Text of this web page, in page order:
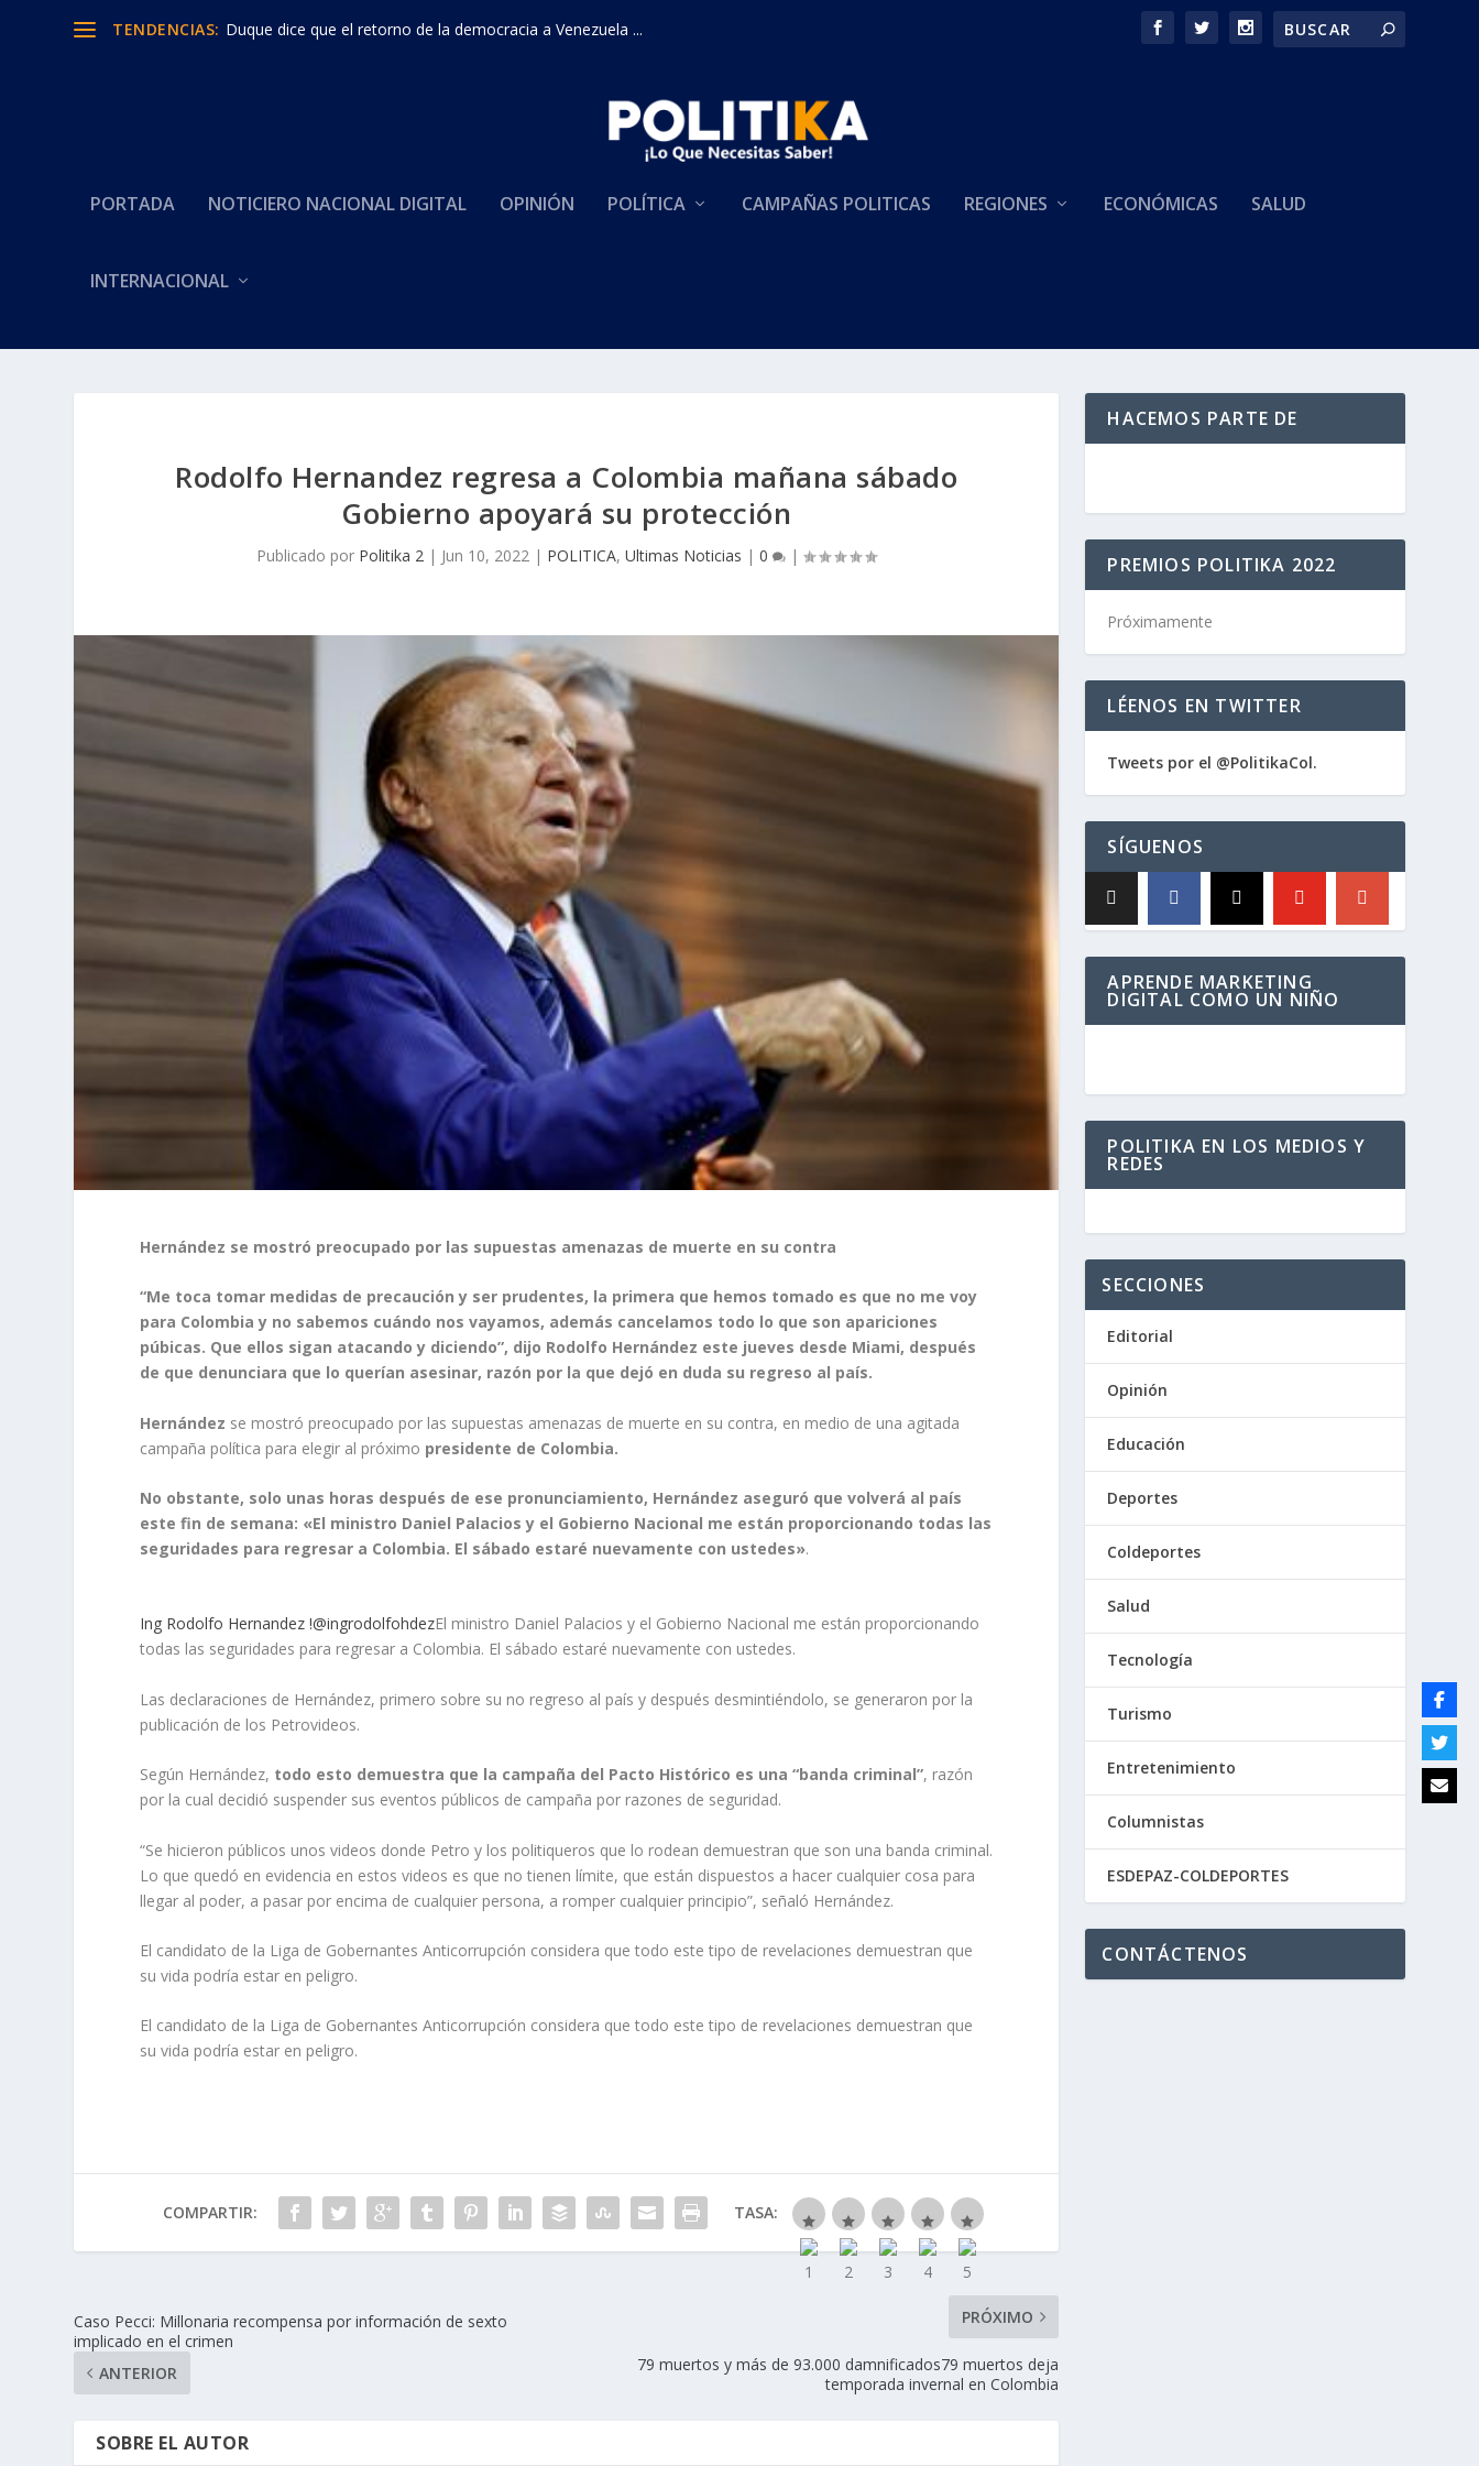
TENDENCIAS: Duque dice que el retorno de la democracia a Venezuela ...
PORTADA NOTICIERO NACIONAL DIGITAL OPINIÓN POLÍTICA CAMPAÑAS POLITICAS REGIONES ECONÓMICAS SALUD
INTERNACIONAL
Rodolfo Hernandez regresa a Colombia mañana sábado
Gobierno apoyará su protección
Publicado por Politika 2 | Jun 10, 2022 | POLITICA,Ultimas Noticias |0 |
Hernández se mostró preocupado por las supuestas amenazas de muerte en su contra
“Me toca tomar medidas de precaución y ser prudentes, la primera que hemos tomado es que no me voy
para Colombia y no sabemos cuándo nos vayamos, además cancelamos todo lo que son apariciones
púbicas. Que ellos sigan atacando y diciendo”, dijo Rodolfo Hernández este jueves desde Miami, después
de que denunciara que lo querían asesinar, razón por la que dejó en duda su regreso al país.
Hernández se mostró preocupado por las supuestas amenazas de muerte en su contra, en medio de una agitada
campaña política para elegir al próximo presidente de Colombia.
No obstante, solo unas horas después de ese pronunciamiento, Hernández aseguró que volverá al país
este fin de semana: «El ministro Daniel Palacios y el Gobierno Nacional me están proporcionando todas las
seguridades para regresar a Colombia. El sábado estaré nuevamente con ustedes».
Ing Rodolfo Hernandez !@ingrodolfohdezEl ministro Daniel Palacios y el Gobierno Nacional me están proporcionando
todas las seguridades para regresar a Colombia. El sábado estaré nuevamente con ustedes.
Las declaraciones de Hernández, primero sobre su no regreso al país y después desmintiéndolo, se generaron por la
publicación de los Petrovideos.
Según Hernández, todo esto demuestra que la campaña del Pacto Histórico es una “banda criminal”, razón
por la cual decidió suspender sus eventos públicos de campaña por razones de seguridad.
“Se hicieron públicos unos videos donde Petro y los politiqueros que lo rodean demuestran que son una banda criminal.
Lo que quedó en evidencia en estos videos es que no tienen límite, que están dispuestos a hacer cualquier cosa para
llegar al poder, a pasar por encima de cualquier persona, a romper cualquier principio”, señaló Hernández.
El candidato de la Liga de Gobernantes Anticorrupción considera que todo este tipo de revelaciones demuestran que
su vida podría estar en peligro.
El candidato de la Liga de Gobernantes Anticorrupción considera que todo este tipo de revelaciones demuestran que
su vida podría estar en peligro.
COMPARTIR: TASA:
Caso Pecci: Millonaria recompensa por información de sexto
implicado en el crimen
ANTERIOR
PRÓXIMO
79 muertos y más de 93.000 damnificados79 muertos deja
temporada invernal en Colombia
SOBRE EL AUTOR
HACEMOS PARTE DE
PREMIOS POLITIKA 2022
Próximamente
LÉENOS EN TWITTER
Tweets por el @PolitikaCol.
SÍGUENOS
APRENDE MARKETING
DIGITAL COMO UN NIÑO
POLITIKA EN LOS MEDIOS Y
REDES
SECCIONES
Editorial
Opinión
Educación
Deportes
Coldeportes
Salud
Tecnología
Turismo
Entretenimiento
Columnistas
ESDEPAZ-COLDEPORTES
CONTÁCTENOS